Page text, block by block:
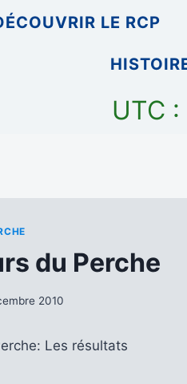
LE RCP
UTC :
du Perche
2010
Les résultats